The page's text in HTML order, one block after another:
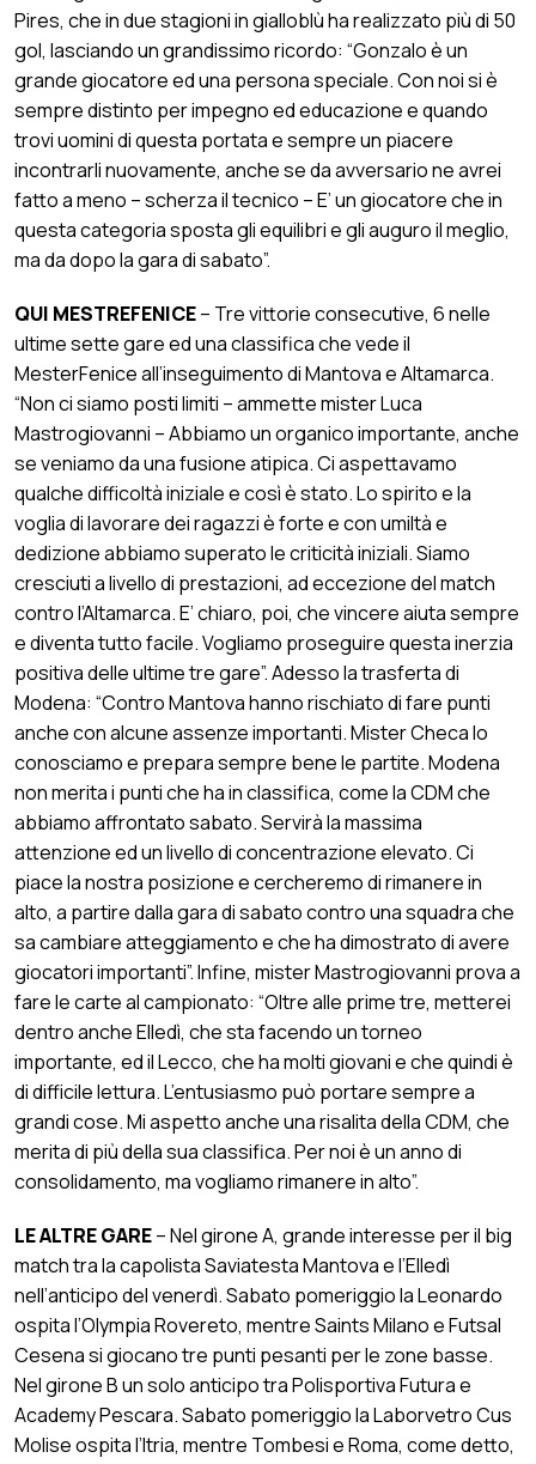
Pires, che in due stagioni in gialloblù ha realizzato più di 50
gol, lasciando un grandissimo ricordo: “Gonzalo è un
grande giocatore ed una persona speciale. Con noi si è
sempre distinto per impegno ed educazione e quando
trovi uomini di questa portata e sempre un piacere
incontrarli nuovamente, anche se da avversario ne avrei
fatto a meno – scherza il tecnico – E’ un giocatore che in
questa categoria sposta gli equilibri e gli auguro il meglio,
ma da dopo la gara di sabato”.
QUI MESTREFENICE– Tre vittorie consecutive, 6 nelle
ultime sette gare ed una classifica che vede il
MesterFenice all’inseguimento di Mantova e Altamarca.
“Non ci siamo posti limiti – ammette mister Luca
Mastrogiovanni – Abbiamo un organico importante, anche
se veniamo da una fusione atipica. Ci aspettavamo
qualche difficoltà iniziale e così è stato. Lo spirito e la
voglia di lavorare dei ragazzi è forte e con umiltà e
dedizione abbiamo superato le criticità iniziali. Siamo
cresciuti a livello di prestazioni, ad eccezione del match
contro l’Altamarca. E’ chiaro, poi, che vincere aiuta sempre
e diventa tutto facile. Vogliamo proseguire questa inerzia
positiva delle ultime tre gare”. Adesso la trasferta di
Modena: “Contro Mantova hanno rischiato di fare punti
anche con alcune assenze importanti. Mister Checa lo
conosciamo e prepara sempre bene le partite. Modena
non merita i punti che ha in classifica, come la CDM che
abbiamo affrontato sabato. Servirà la massima
attenzione ed un livello di concentrazione elevato. Ci
piace la nostra posizione e cercheremo di rimanere in
alto, a partire dalla gara di sabato contro una squadra che
sa cambiare atteggiamento e che ha dimostrato di avere
giocatori importanti”. Infine, mister Mastrogiovanni prova a
fare le carte al campionato: “Oltre alle prime tre, metterei
dentro anche Elledì, che sta facendo un torneo
importante, ed il Lecco, che ha molti giovani e che quindi è
di difficile lettura. L’entusiasmo può portare sempre a
grandi cose. Mi aspetto anche una risalita della CDM, che
merita di più della sua classifica. Per noi è un anno di
consolidamento, ma vogliamo rimanere in alto”.
LE ALTRE GARE– Nel girone A, grande interesse per il big
match tra la capolista Saviatesta Mantova e l’Elledì
nell’anticipo del venerdì. Sabato pomeriggio la Leonardo
ospita l’Olympia Rovereto, mentre Saints Milano e Futsal
Cesena si giocano tre punti pesanti per le zone basse.
Nel girone B un solo anticipo tra Polisportiva Futura e
Academy Pescara. Sabato pomeriggio la Laborvetro Cus
Molise ospita l’Itria, mentre Tombesi e Roma, come detto,